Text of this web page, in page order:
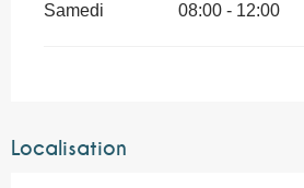
Samedi 08:00 - 12:00
Localisation